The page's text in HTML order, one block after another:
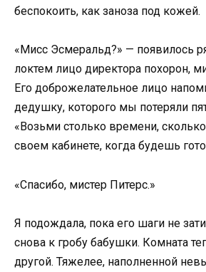
беспокоить, как заноза под кожей.
«Мисс Эсмеральд?» — появилось
локтем лицо директора похорон,
Его доброжелательное лицо
дедушку, которого мы потеряли
«Возьми столько времени,
своем кабинете, когда будешь
«Спасибо, мистер Питерс.»
Я подождала, пока его шаги не
снова к гробу бабушки. Комната
другой. Тяжелее, наполненной